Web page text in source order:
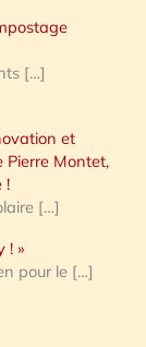
[…]
et
Pierre Montet,
!
[…]
! »
pour le […]